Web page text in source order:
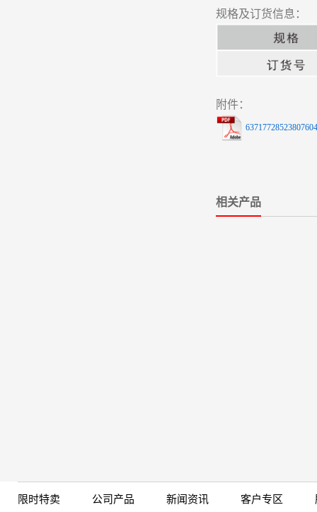
规格及订货信息：
附件：
相关产品
限时特卖 公司产品 新闻资讯 客户专区